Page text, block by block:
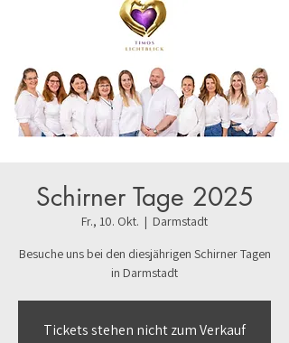
Schirner Tage 2025
Fr., 10. Okt.
  |
Darmstadt
Besuche uns bei den diesjährigen Schirner Tagen
in Darmstadt
Tickets stehen nicht zum Verkauf